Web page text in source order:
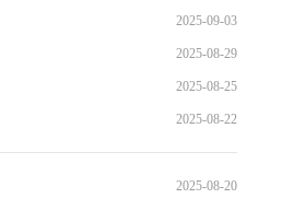
2025-09-03
2025-08-29
2025-08-25
2025-08-22
2025-08-20